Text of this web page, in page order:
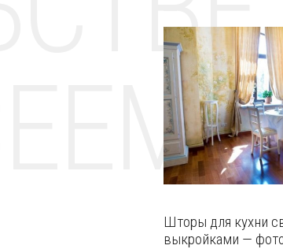
Шторы для кухни
выкройками —